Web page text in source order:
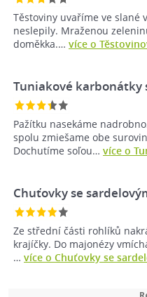
Těstoviny uvaříme ve slané
neslepily. Mraženou
doměkka.… více o
Tuniakové karbonátky
Pažítku nasekáme
spolu zmiešame obe
Dochutíme soľou… více o
Chuťovky se
Ze střední části rohlíků
krajíčky. Do majonézy
… více o Chuťovky se